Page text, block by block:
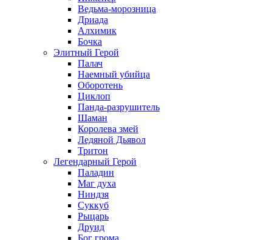
Ведьма-морозница
Дриада
Алхимик
Бочка
Элитный Герой
Палач
Наемный убийца
Оборотень
Циклоп
Панда-разрушитель
Шаман
Королева змей
Ледяной Дьявол
Тритон
Легендарный Герой
Паладин
Маг духа
Ниндзя
Суккуб
Рыцарь
Друид